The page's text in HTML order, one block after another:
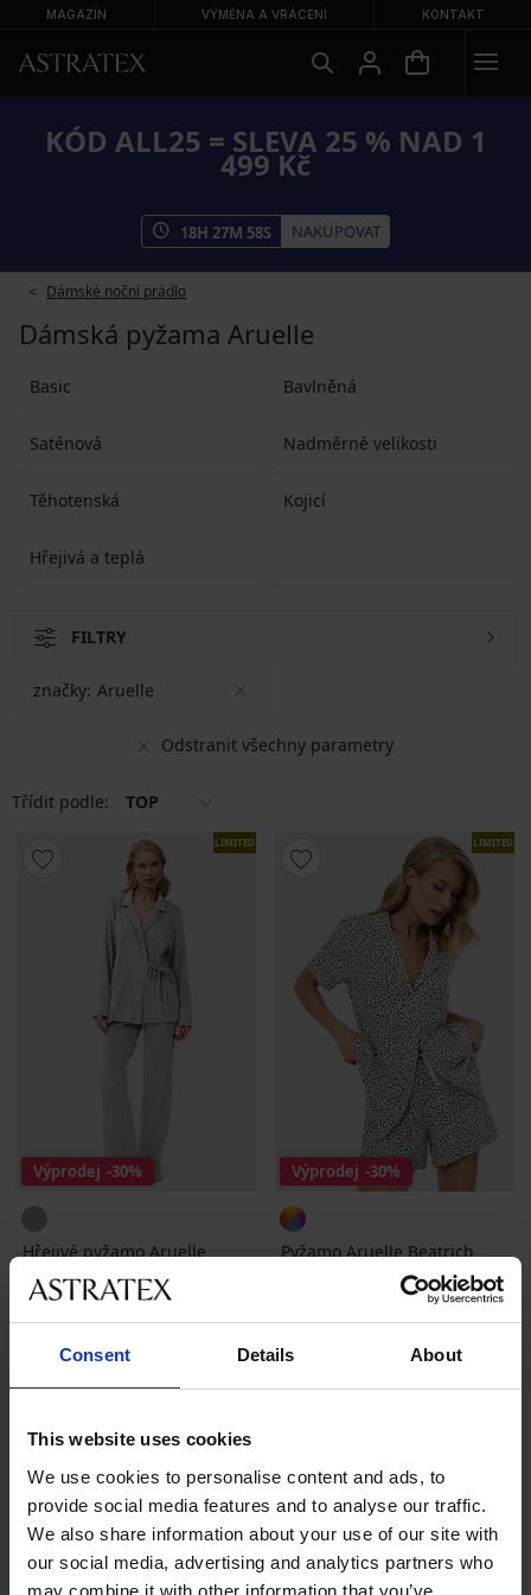
Consent Details About
This website uses cookies
We use cookies to personalise content and ads, to
provide social media features and to analyse our traffic.
We also share information about your use of our site with
our social media, advertising and analytics partners who
may combine it with other information that you’ve
MAGAZÍN VÝMĚNA A VRÁCENÍ KONTAKT
KÓD ALL25 = SLEVA 25 % NAD 1
499 Kč
18H 27M 58S NAKUPOVAT
Dámské noční prádlo
Dámská pyžama Aruelle
Basic Bavlněná
Saténová Nadměrné velikosti
Těhotenská Kojicí
Hřejivá a teplá
FILTRY
Odstranit všechny parametry
značky: Aruelle
Třídit podle: TOP
LIMITED
Výprodej -30%
Hřejivé pyžamo Aruelle
Sleva
1 189 KčPůvodní cena
1 699 Kč
LIMITED
Výprodej -30%
Pyžamo Aruelle Beatrich
Původní cena
1 699 Kč
Nejoblíbenější značky
Astratex
PINK STORM Dkaren Sp. z o.o. Jadea